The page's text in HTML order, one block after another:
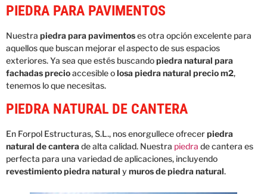
PIEDRA PARA PAVIMENTOS
Nuestra piedra para pavimentoses otra opción excelente para
aquellos que buscan mejorar el aspecto de sus espacios
exteriores. Ya sea que estés buscandopiedra natural para
fachadas precioaccesible olosa piedra natural precio m2,
tenemos lo que necesitas.
PIEDRA NATURAL DE CANTERA
En Forpol Estructuras, S.L., nos enorgullece ofrecerpiedra
natural de cantera de alta calidad. Nuestra piedra de cantera es
perfecta para una variedad de aplicaciones, incluyendo
revestimiento piedra natural y muros de piedra natural.